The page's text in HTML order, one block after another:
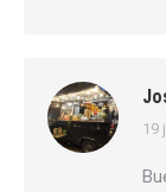
19